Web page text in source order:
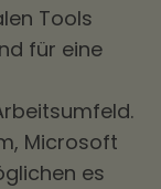
Tools
für eine
Microsoft
es